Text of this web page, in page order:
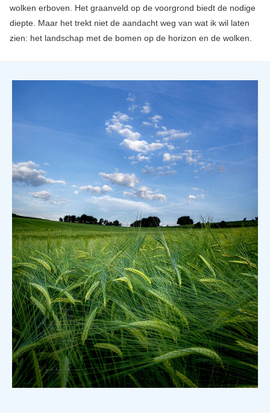
wolken erboven. Het graanveld op de voorgrond biedt de nodige
diepte. Maar het trekt niet de aandacht weg van wat ik wil laten
zien: het landschap met de bomen op de horizon en de wolken.